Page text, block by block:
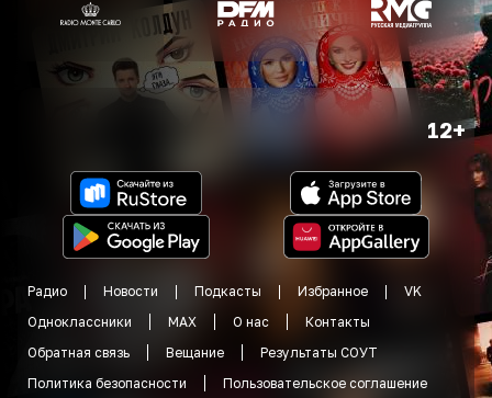
12+
Радио Новости Подкасты Избранное
VK
Одноклассники
MAX О нас
Контакты
Обратная связь
Вещание
Результаты СОУТ
Политика безопасности
Пользовательское соглашение